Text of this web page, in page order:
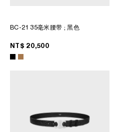
BC-21 35毫米腰带 ; 黑色
NT$ 20,500